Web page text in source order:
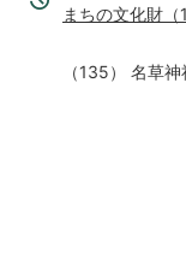
まちの文化財
（135） 名草